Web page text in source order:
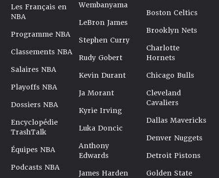
Les Français en
NBA
Programme NBA
Classements NBA
Salaires NBA
Playoffs NBA
Dossiers NBA
Encyclopédie
TrashTalk
Équipes NBA
Podcasts NBA
Wembanyama
LeBron James
Stephen Curry
Rudy Gobert
Kevin Durant
Ja Morant
Kyrie Irving
Luka Doncic
Anthony
Edwards
James Harden
Boston Celtics
Brooklyn Nets
Charlotte
Hornets
Chicago Bulls
Cleveland
Cavaliers
Dallas Mavericks
Denver Nuggets
Detroit Pistons
Golden State